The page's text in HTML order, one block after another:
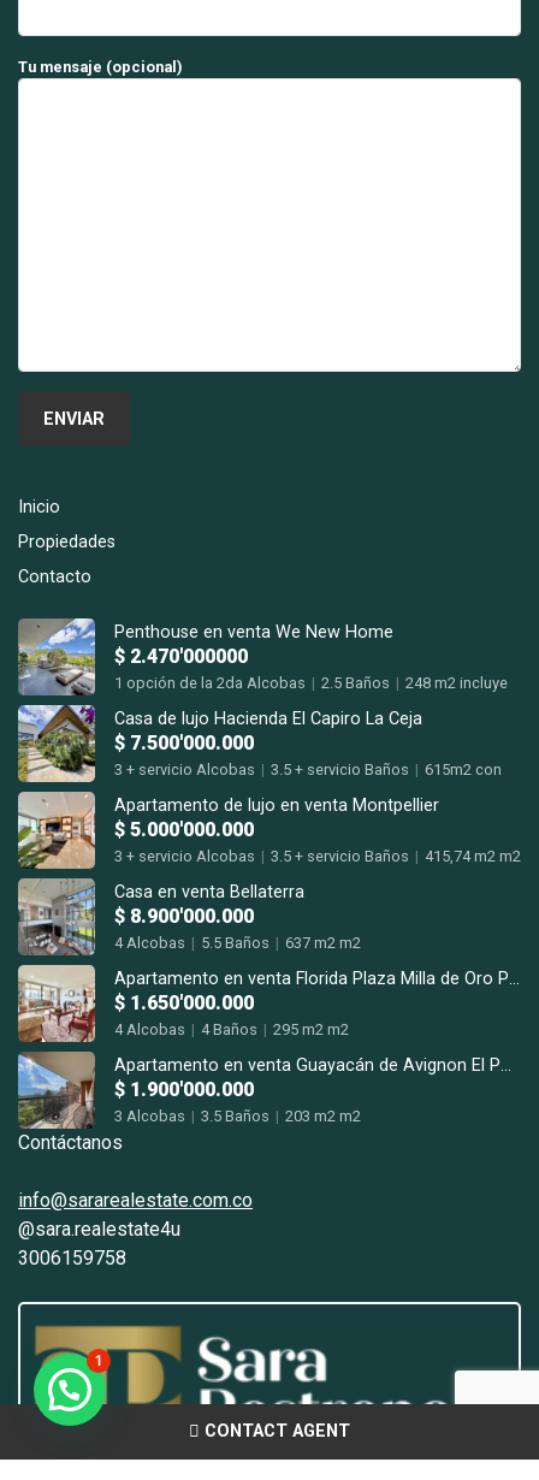
CONTACT AGENT
Tu mensaje (opcional)
Inicio
Propiedades
Contacto
Penthouse en venta We New Home
$ 2.470'000000
1 opción de la 2da Alcobas | 2.5 Baños | 248 m2 incluye
Casa de lujo Hacienda El Capiro La Ceja
$ 7.500'000.000
3 + servicio Alcobas | 3.5 + servicio Baños | 615m2 con
Apartamento de lujo en venta Montpellier
$ 5.000'000.000
3 + servicio Alcobas | 3.5 + servicio Baños | 415,74 m2 m2
Casa en venta Bellaterra
$ 8.900'000.000
4 Alcobas | 5.5 Baños | 637 m2 m2
Apartamento en venta Florida Plaza Milla de Oro Poblado
$ 1.650'000.000
4 Alcobas | 4 Baños | 295 m2 m2
Apartamento en venta Guayacán de Avignon El Poblado San Lucas.
$ 1.900'000.000
3 Alcobas | 3.5 Baños | 203 m2 m2
Contáctanos
info@sararealestate.com.co
@sara.realestate4u
3006159758
1